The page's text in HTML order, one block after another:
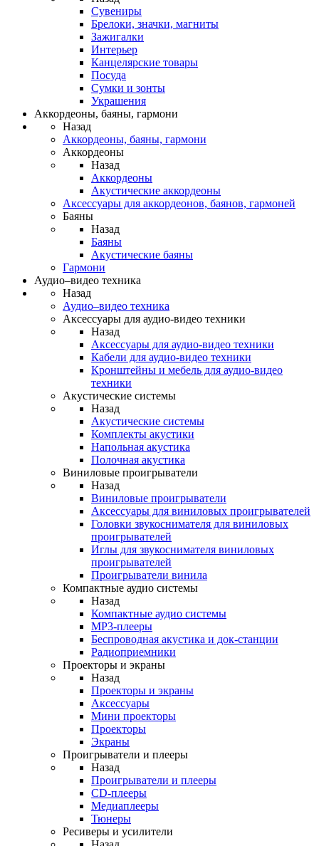
Сувениры
Брелоки, значки, магниты
Зажигалки
Интерьер
Канцелярские товары
Посуда
Сумки и зонты
Украшения
Аккордеоны, баяны, гармони
Назад
Аккордеоны, баяны, гармони
Аккордеоны
Назад
Аккордеоны
Акустические аккордеоны
Аксессуары для аккордеонов, баянов, гармоней
Баяны
Назад
Баяны
Акустические баяны
Гармони
Аудио–видео техника
Назад
Аудио–видео техника
Аксессуары для аудио-видео техники
Назад
Аксессуары для аудио-видео техники
Кабели для аудио-видео техники
Кронштейны и мебель для аудио-видео
техники
Акустические системы
Назад
Акустические системы
Комплекты акустики
Напольная акустика
Полочная акустика
Виниловые проигрыватели
Назад
Виниловые проигрыватели
Аксессуары для виниловых проигрывателей
Головки звукоснимателя для виниловых
проигрывателей
Иглы для звукоснимателя виниловых
проигрывателей
Проигрыватели винила
Компактные аудио системы
Назад
Компактные аудио системы
MP3-плееры
Беспроводная акустика и док-станции
Радиоприемники
Проекторы и экраны
Назад
Проекторы и экраны
Аксессуары
Мини проекторы
Проекторы
Экраны
Проигрыватели и плееры
Назад
Проигрыватели и плееры
CD-плееры
Медиаплееры
Тюнеры
Ресиверы и усилители